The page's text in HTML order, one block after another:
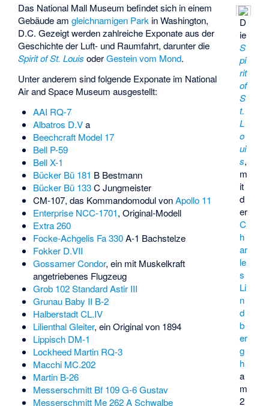
D
ie
S
pi
rit
of
S
t.
L
o
ui
s,
m
it
d
er
C
h
ar
le
s
Li
n
d
b
er
g
h
a
m
2
Das National Mall Museum befindet sich in einem
Gebäude amgleichnamigen Park in Washington,
D.C. Gezeigt werden zahlreiche Exponate aus der
Geschichte der Luft- und Raumfahrt, darunter die
Spirit of St. Louis oderGestein vom Mond.
Unter anderem sind folgende Exponate im National
Air and Space Museum ausgestellt:
AAI RQ-7
Albatros D.Va
Beechcraft Model 17
Bell P-59
Bell X-1
Bücker Bü 181 B Bestmann
Bücker Bü 133C Jungmeister
CM-107, das Kommandomodul vonApollo 11
Enterprise NCC-1701, Original-Modell
Extra 260
Focke-Achgelis Fa 330A-1 Bachstelze
Fokker D.VII
Gossamer Condor, ein mit Muskelkraft
angetriebenes Flugzeug
Grob 102 Standard Astir III
Grunau Baby II B-2
Halberstadt CL.IV
Lilienthal Gleiter, ein Original von 1894
Lippisch DM-1
Lockheed Martin RQ-3
Macchi MC.202
Martin B-26
Messerschmitt Bf 109 G-6 Gustav
Messerschmitt Me 262 A Schwalbe